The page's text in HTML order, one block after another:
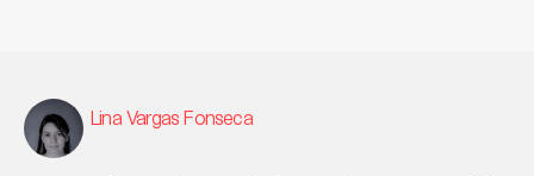
Lina Vargas Fonseca